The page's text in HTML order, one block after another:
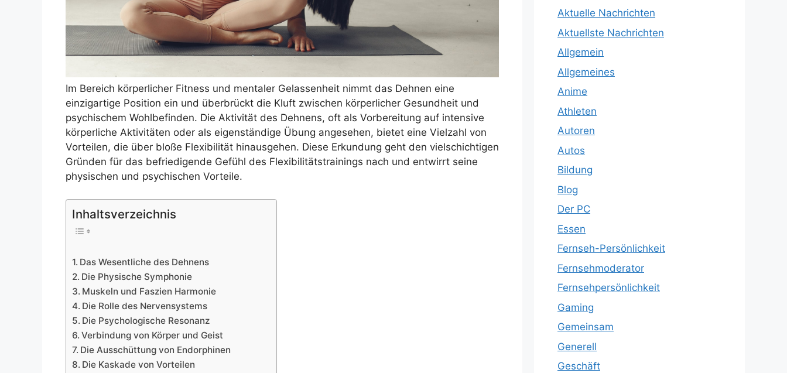
Im Bereich körperlicher Fitness und mentaler Gelassenheit nimmt das Dehnen eine
einzigartige Position ein und überbrückt die Kluft zwischen körperlicher Gesundheit und
psychischem Wohlbefinden. Die Aktivität des Dehnens, oft als Vorbereitung auf intensive
körperliche Aktivitäten oder als eigenständige Übung angesehen, bietet eine Vielzahl von
Vorteilen, die über bloße Flexibilität hinausgehen. Diese Erkundung geht den vielschichtigen
Gründen für das befriedigende Gefühl des Flexibilitätstrainings nach und entwirrt seine
physischen und psychischen Vorteile.
Inhaltsverzeichnis
Das Wesentliche des Dehnens
Die Physische Symphonie
Muskeln und Faszien Harmonie
Die Rolle des Nervensystems
Die Psychologische Resonanz
Verbindung von Körper und Geist
Die Ausschüttung von Endorphinen
Die Kaskade von Vorteilen
Aktuelle Nachrichten
Aktuellste Nachrichten
Allgemein
Allgemeines
Anime
Athleten
Autoren
Autos
Bildung
Blog
Der PC
Essen
Fernseh-Persönlichkeit
Fernsehmoderator
Fernsehpersönlichkeit
Gaming
Gemeinsam
Generell
Geschäft